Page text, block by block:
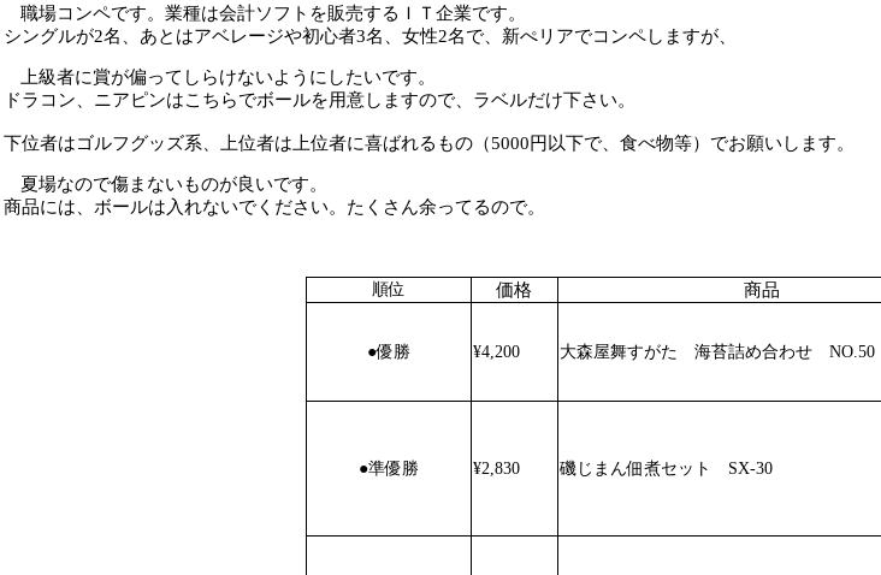
職場コンペです。業種は会計ソフトを販売するＩＴ企業です。
シングルが2名、あとはアベレージや初心者3名、女性2名で、新ぺリアでコンペしますが、
上級者に賞が偏ってしらけないようにしたいです。
ドラコン、ニアピンはこちらでボールを用意しますので、ラベルだけ下さい。
下位者はゴルフグッズ系、上位者は上位者に喜ばれるもの（5000円以下で、食べ物等）でお願いします。
夏場なので傷まないものが良いです。
商品には、ボールは入れないでください。たくさん余ってるので。
順位 価格 商品
●優勝 ¥4,200 大森屋舞すがた 海苔詰め合わせ NO.50
●準優勝 ¥2,830 磯じまん佃煮セット SX-30